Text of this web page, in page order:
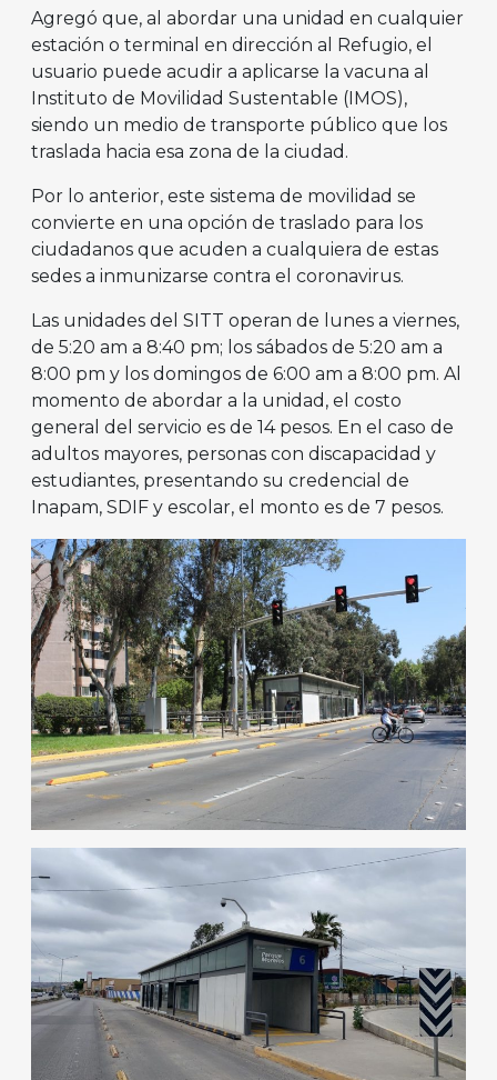
Agregó que, al abordar una unidad en cualquier
estación o terminal en dirección al Refugio, el
usuario puede acudir a aplicarse la vacuna al
Instituto de Movilidad Sustentable (IMOS),
siendo un medio de transporte público que los
traslada hacia esa zona de la ciudad.
Por lo anterior, este sistema de movilidad se
convierte en una opción de traslado para los
ciudadanos que acuden a cualquiera de estas
sedes a inmunizarse contra el coronavirus.
Las unidades del SITT operan de lunes a viernes,
de 5:20 am a 8:40 pm; los sábados de 5:20 am a
8:00 pm y los domingos de 6:00 am a 8:00 pm. Al
momento de abordar a la unidad, el costo
general del servicio es de 14 pesos. En el caso de
adultos mayores, personas con discapacidad y
estudiantes, presentando su credencial de
Inapam, SDIF y escolar, el monto es de 7 pesos.